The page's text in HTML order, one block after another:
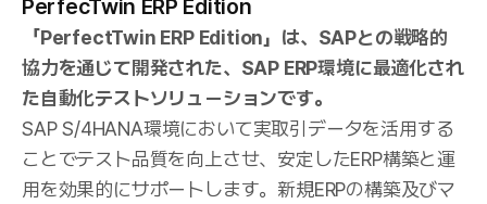
PerfecTwin ERP Edition
「PerfectTwin ERP Edition」は、SAPとの戦略的
協力を通じて開発された、SAP ERP環境に最適化され
た自動化テストソリューションです。
SAP S/4HANA環境において実取引データを活用する
ことでテスト品質を向上させ、安定したERP構築と運
用を効果的にサポートします。新規ERPの構築及びマ